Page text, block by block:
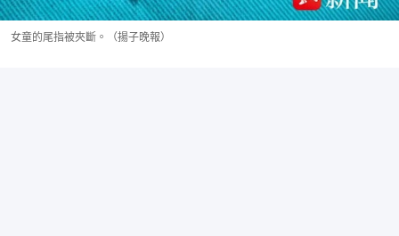
女童的尾指被夾斷。（揚子晚報）